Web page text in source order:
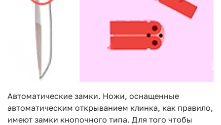
Автоматические замки. Ножи, оснащенные
автоматическим открыванием клинка, как правило,
имеют замки кнопочного типа. Для того чтобы